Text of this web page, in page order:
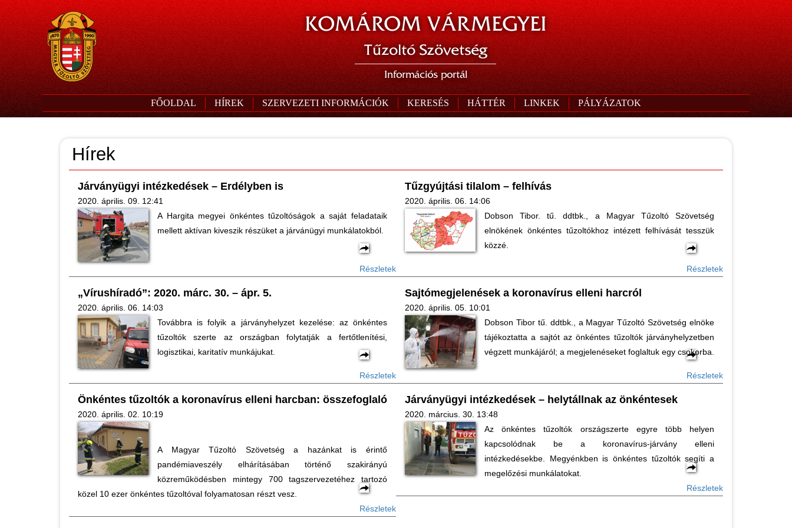
KOMÁROM VÁRMEGYEI
Tűzoltó Szövetség
Információs portál
FŐOLDAL HÍREK SZERVEZETI INFORMÁCIÓK KERESÉS HÁTTÉR LINKEK PÁLYÁZATOK
Hírek
Járványügyi intézkedések – Erdélyben is
2020. április. 09. 12:41
A Hargita megyei önkéntes tűzoltóságok a saját feladataik
mellett aktívan kiveszik részüket a járvánügyi munkálatokból.
Részletek
Tűzgyújtási tilalom – felhívás
2020. április. 06. 14:06
Dobson Tibor. tű. ddtbk., a Magyar Tűzoltó Szövetség
elnökének önkéntes tűzoltókhoz intézett felhívását tesszük
közzé.
Részletek
„Vírushíradó”: 2020. márc. 30. – ápr. 5.
2020. április. 06. 14:03
Továbbra is folyik a járványhelyzet kezelése: az önkéntes
tűzoltók szerte az országban folytatják a fertőtlenítési,
logisztikai, karitatív munkájukat.
Részletek
Sajtómegjelenések a koronavírus elleni harcról
2020. április. 05. 10:01
Dobson Tibor tű. ddtbk., a Magyar Tűzoltó Szövetség elnöke
tájékoztatta a sajtót az önkéntes tűzoltók járványhelyzetben
végzett munkájáról; a megjelenéseket foglaltuk egy csokorba.
Részletek
Önkéntes tűzoltók a koronavírus elleni harcban: összefoglaló
2020. április. 02. 10:19
A Magyar Tűzoltó Szövetség a hazánkat is érintő
pandémiaveszély elhárításában történő szakirányú
közreműködésben mintegy 700 tagszervezetéhez tartozó
közel 10 ezer önkéntes tűzoltóval folyamatosan részt vesz.
Részletek
Járványügyi intézkedések – helytállnak az önkéntesek
2020. március. 30. 13:48
Az önkéntes tűzoltók országszerte egyre több helyen
kapcsolódnak be a koronavírus-járvány elleni
intézkedésekbe. Megyénkben is önkéntes tűzoltók segíti a
megelőzési munkálatokat.
Részletek